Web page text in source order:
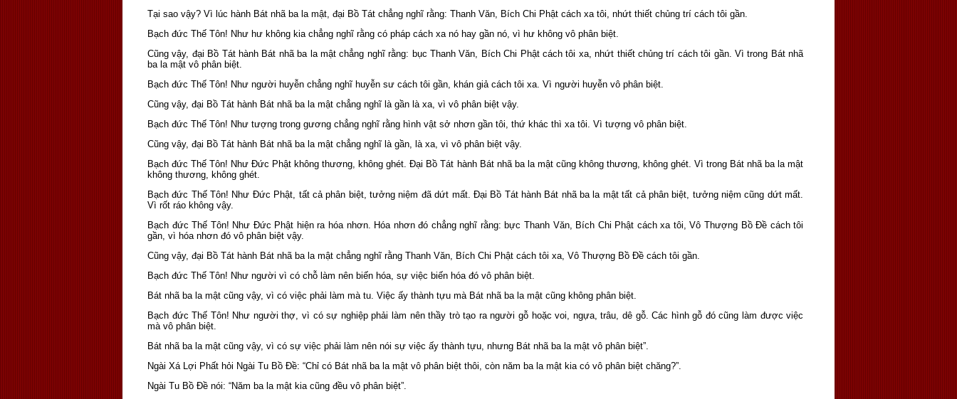
Tại sao vậy? Vì lúc hành Bát nhã ba la mật, đại Bồ Tát chẳng nghĩ rằng: Thanh Văn, Bích Chi Phật cách xa tôi, nhứt thiết chủng trí cách tôi gần.
Bạch đức Thế Tôn! Như hư không kia chẳng nghĩ rằng có pháp cách xa nó hay gần nó, vì hư không vô phân biệt.
Cũng vậy, đại Bồ Tát hành Bát nhã ba la mật chẳng nghĩ rằng: bục Thanh Văn, Bích Chi Phật cách tôi xa, nhứt thiết chủng trí cách tôi gần. Vì trong Bát nhã
ba la mật vô phân biệt.
Bạch đức Thế Tôn! Như người huyễn chẳng nghĩ huyễn sư cách tôi gần, khán giả cách tôi xa. Vì người huyễn vô phân biệt.
Cũng vậy, đại Bồ Tát hành Bát nhã ba la mật chẳng nghĩ là gần là xa, vì vô phân biệt vậy.
Bạch đức Thế Tôn! Như tượng trong gương chẳng nghĩ rằng hình vật sở nhơn gần tôi, thứ khác thì xa tôi. Vì tượng vô phân biệt.
Cũng vậy, đại Bồ Tát hành Bát nhã ba la mật chẳng nghĩ là gần, là xa, vì vô phân biệt vậy.
Bạch đức Thế Tôn! Như Đức Phật không thương, không ghét. Ðại Bồ Tát hành Bát nhã ba la mật cũng không thương, không ghét. Vì trong Bát nhã ba la mật
không thương, không ghét.
Bạch đức Thế Tôn! Như Đức Phật, tất cả phân biệt, tưởng niệm đã dứt mất. Ðại Bồ Tát hành Bát nhã ba la mật tất cả phân biệt, tưởng niệm cũng dứt mất.
Vì rốt ráo không vậy.
Bạch đức Thế Tôn! Như Đức Phật hiện ra hóa nhơn. Hóa nhơn đó chẳng nghĩ rằng: bực Thanh Văn, Bích Chi Phật cách xa tôi, Vô Thượng Bồ Ðề cách tôi
gần, vì hóa nhơn đó vô phân biệt vậy.
Cũng vậy, đại Bồ Tát hành Bát nhã ba la mật chẳng nghĩ rằng Thanh Văn, Bích Chi Phật cách tôi xa, Vô Thượng Bồ Ðề cách tôi gần.
Bạch đức Thế Tôn! Như người vì có chỗ làm nên biến hóa, sự việc biến hóa đó vô phân biệt.
Bát nhã ba la mật cũng vậy, vì có việc phải làm mà tu. Việc ấy thành tựu mà Bát nhã ba la mật cũng không phân biệt.
Bạch đức Thế Tôn! Như người thợ, vì có sự nghiệp phải làm nên thầy trò tạo ra người gỗ hoặc voi, ngựa, trâu, dê gỗ. Các hình gỗ đó cũng làm được việc
mà vô phân biệt.
Bát nhã ba la mật cũng vậy, vì có sự việc phải làm nên nói sự việc ấy thành tựu, nhưng Bát nhã ba la mật vô phân biệt”.
Ngài Xá Lợi Phất hỏi Ngài Tu Bồ Ðề: “Chỉ có Bát nhã ba la mật vô phân biệt thôi, còn năm ba la mật kia có vô phân biệt chăng?”.
Ngài Tu Bồ Ðề nói: “Năm ba la mật kia cũng đều vô phân biệt”.